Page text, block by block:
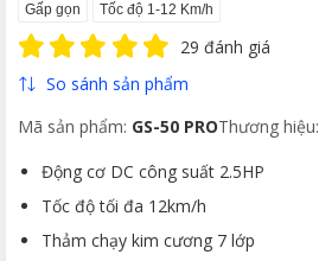
Gấp gọn Tốc độ 1-12 Km/h
29 đánh giá
So sánh sản phẩm
Mã sản phẩm: GS-50 PROThương hiệu:
Động cơ DC công suất 2.5HP
Tốc độ tối đa 12km/h
Thảm chạy kim cương 7 lớp